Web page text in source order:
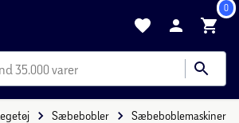
0
35.000 varer
Sæbebobler Sæbeboblemaskiner